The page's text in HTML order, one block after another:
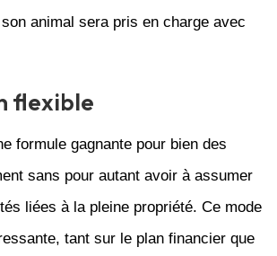
animal sera pris en charge avec
flexible
formule gagnante pour bien des
sans pour autant avoir à assumer
liées à la pleine propriété. Ce mode
tant sur le plan financier que